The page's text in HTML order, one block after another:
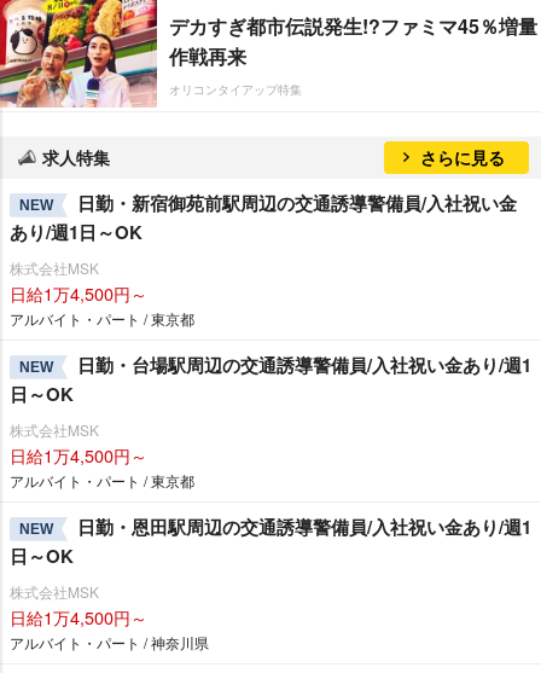
デカすぎ都市伝説発生!?ファミマ45％増量
作戦再来
オリコンタイアップ特集
求人特集 さらに見る
NEW
日勤・新宿御苑前駅周辺の交通誘導警備員/入社祝い金
あり/週1日～OK
株式会社MSK
日給1万4,500円～
アルバイト・パート / 東京都
NEW
日勤・台場駅周辺の交通誘導警備員/入社祝い金あり/週1
日～OK
株式会社MSK
日給1万4,500円～
アルバイト・パート / 東京都
NEW
日勤・恩田駅周辺の交通誘導警備員/入社祝い金あり/週1
日～OK
株式会社MSK
日給1万4,500円～
アルバイト・パート / 神奈川県